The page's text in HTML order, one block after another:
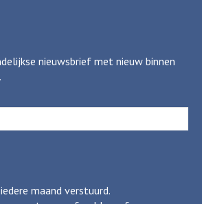
nieuwsbrief met nieuw binnen
maand verstuurd.